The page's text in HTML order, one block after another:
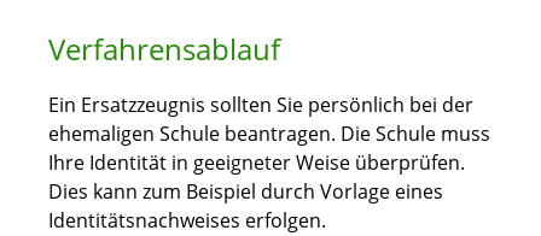
Verfahrensablauf
Ein Ersatzzeugnis sollten Sie persönlich bei der
ehemaligen Schule beantragen. Die Schule muss
Ihre Identität in geeigneter Weise überprüfen.
Dies kann zum Beispiel durch Vorlage eines
Identitätsnachweises erfolgen.